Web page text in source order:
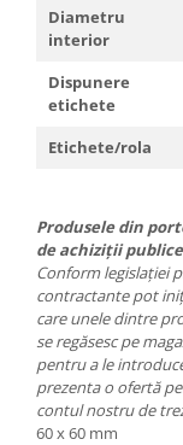
Diametru
interior
Dispunere
etichete
Etichete/rola
Produsele din
de achiziții
Conform legislației
contractante pot
care unele dintre
se regăsesc pe
pentru a le
prezenta o ofertă
contul nostru de
60 x 60 mm